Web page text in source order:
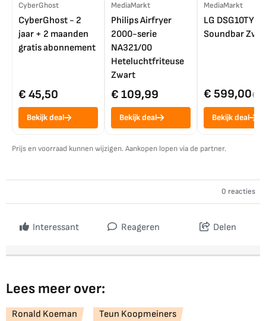
CyberGhost
CyberGhost - 2
jaar + 2 maanden
gratis abonnement
€ 45,50
Bekijk deal
MediaMarkt
Philips Airfryer
2000-serie
NA321/00
Heteluchtfriteuse
Zwart
€ 109,99
Bekijk deal
MediaMarkt
LG DSG10TY
Soundbar
€ 599,00€
Bekijk deal
Prijs en voorraad kunnen wijzigen. Aankopen lopen via de partner.
0 reacties
Interessant Reageren Delen
Lees meer over:
Ronald Koeman
Teun Koopmeiners